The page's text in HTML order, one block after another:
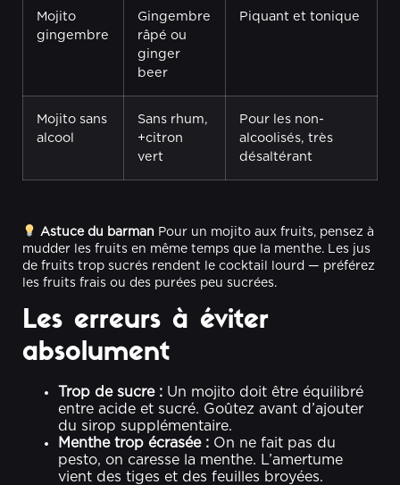
Mojito
gingembre
Gingembre
râpé ou
ginger
beer
Piquant et tonique
Mojito sans
alcool
Sans rhum,
+citron
vert
Pour les non-
alcoolisés, très
désaltérant
Astuce du barman Pour un mojito aux fruits, pensez à
mudder les fruits en même temps que la menthe. Les jus
de fruits trop sucrés rendent le cocktail lourd — préférez
les fruits frais ou des purées peu sucrées.
Les erreurs à éviter
absolument
Trop de sucre : Un mojito doit être équilibré
entre acide et sucré. Goûtez avant d’ajouter
du sirop supplémentaire.
Menthe trop écrasée : On ne fait pas du
pesto, on caresse la menthe. L’amertume
vient des tiges et des feuilles broyées.